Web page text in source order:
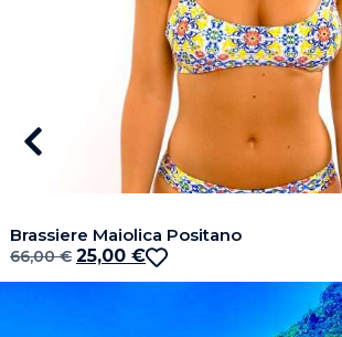
Brassiere Maiolica Positano
66,00€ 25,00 €